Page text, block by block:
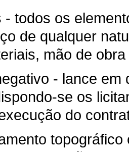
- todos os
de qualquer
mão de
- lance em
se os
do